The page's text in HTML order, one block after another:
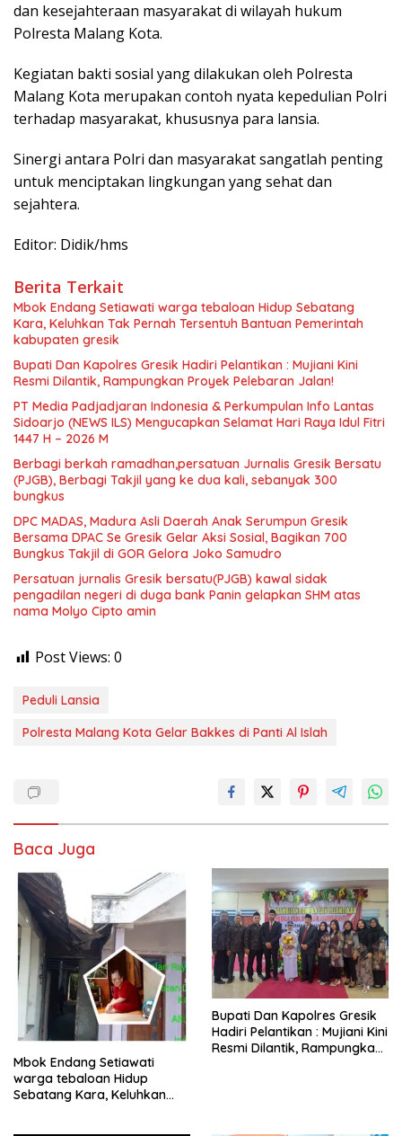
dan kesejahteraan masyarakat di wilayah hukum
Polresta Malang Kota.
Kegiatan bakti sosial yang dilakukan oleh Polresta
Malang Kota merupakan contoh nyata kepedulian Polri
terhadap masyarakat, khususnya para lansia.
Sinergi antara Polri dan masyarakat sangatlah penting
untuk menciptakan lingkungan yang sehat dan
sejahtera.
Editor: Didik/hms
Berita Terkait
Mbok Endang Setiawati warga tebaloan Hidup Sebatang
Kara, Keluhkan Tak Pernah Tersentuh Bantuan Pemerintah
kabupaten gresik
​Bupati Dan Kapolres Gresik Hadiri Pelantikan : Mujiani Kini
Resmi Dilantik, Rampungkan Proyek Pelebaran Jalan!
PT Media Padjadjaran Indonesia & Perkumpulan Info Lantas
Sidoarjo (NEWS ILS) Mengucapkan Selamat Hari Raya Idul Fitri
1447 H – 2026 M
Berbagi berkah ramadhan,persatuan Jurnalis Gresik Bersatu
(PJGB), Berbagi Takjil yang ke dua kali, sebanyak 300
bungkus
DPC MADAS, Madura Asli Daerah Anak Serumpun Gresik
Bersama DPAC Se Gresik Gelar Aksi Sosial, Bagikan 700
Bungkus Takjil di GOR Gelora Joko Samudro
Persatuan jurnalis Gresik bersatu(PJGB) kawal sidak
pengadilan negeri di duga bank Panin gelapkan SHM atas
nama Molyo Cipto amin
Post Views: 0
Peduli Lansia
Polresta Malang Kota Gelar Bakkes di Panti Al Islah
Baca Juga
Mbok Endang Setiawati
warga tebaloan Hidup
Sebatang Kara, Keluhkan
​Bupati Dan Kapolres Gresik
Hadiri Pelantikan : Mujiani Kini
Resmi Dilantik, Rampungkan